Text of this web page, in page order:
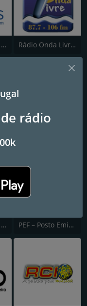
Rádio Clube de Sintra Rádio Onda Livre Macedense
Rádio Jornal da Madeira PEF – Posto Emissor do Funchal (Canal 1)
rádio